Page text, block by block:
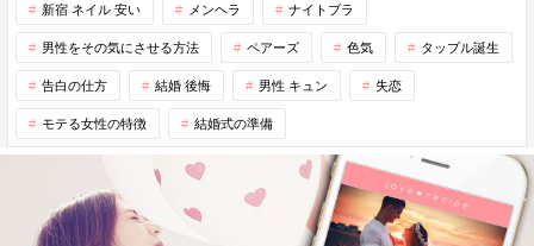
新宿 ネイル 安い メンヘラ ナイトブラ
男性をその気にさせる方法 ペアーズ 色気 タップル誕生
告白の仕方 結婚 後悔 男性 キュン 失恋
モテる女性の特徴 結婚式の準備